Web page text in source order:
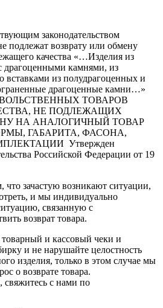
законодательством
подлежат возврату или обмену
качества «…Изделия из
драгоценными камнями, из
вставками из полудрагоценных и
драгоценные камни…»
ТОВАРОВ
НЕ ПОДЛЕЖАЩИХ
НА АНАЛОГИЧНЫЙ ТОВАР
ГАБАРИТА, ФАСОНА,
Утвержден
Российской Федерации от 19
зачастую возникают ситуации,
и мы индивидуально
связанную с
возврат товара.
и кассовый чеки и
и не нарушайте целостность
изделия, только в этом случае мы
о возврате товара.
свяжитесь с нами по